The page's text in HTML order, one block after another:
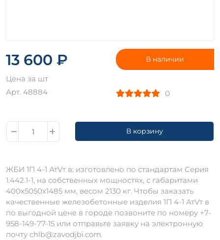
13 600 ₽
Цена за шт
Арт. 48884
В наличии
0
В корзину
ЖБИ 1П 4-1 АтVт в: изготовлено по стандартам Серия
1.442.1-1, на собственных мощностях, c габаритами
400х5050х1485 мм, весом 2130 кг. Чтобы заказать
качественные железобетонные изделия 1П 4-1 АтVт в
по выгодной цене в городе позвоните по номеру +7-
958-149-77-15 или отправьте заявку на электронную
почту chlb@zavodjbi.com.